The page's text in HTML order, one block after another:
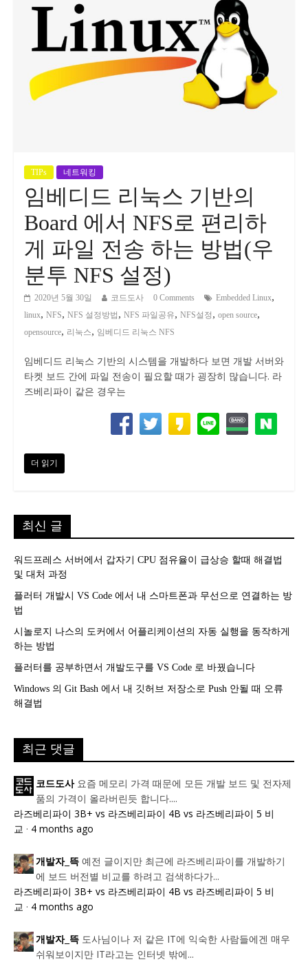
TIPs 네트워킹
임베디드 리눅스 기반의
Board 에서 NFS로 편리하
게 파일 전송 하는 방법(우
분투 NFS 설정)
2020년 5월 30일 코드도사 0 Comments Embedded Linux,
linux, NFS, NFS 설정방법 , NFS 파일공유, NFS설정 , open source,
opensource, 리눅스, 임베디드 리눅스 NFS
임베디드 리눅스 기반의 시스템을 개발하다 보면 개발 서버와
타켓 보드 간에 파일 전송이 필요할 때가 굉장히 많습니다. 라
즈베리파이 같은 경우는
더 읽기
최신 글
워드프레스 서버에서 갑자기 CPU 점유율이 급상승 할때 해결법
및 대처 과정
플러터 개발시 VS Code 에서 내 스마트폰과 무선으로 연결하는 방
법
시놀로지 나스의 도커에서 어플리케이션의 자동 실행을 동작하게
하는 방법
플러터를 공부하면서 개발도구를 VS Code 로 바꿨습니다
Windows 의 Git Bash 에서 내 깃허브 저장소로 Push 안될 때 오류
해결법
최근 댓글
코드도사 요즘 메모리 가격 때문에 모든 개발 보드 및 전자제
품의 가격이 올라버린듯 합니다....
라즈베리파이 3B+ vs 라즈베리파이 4B vs 라즈베리파이 5 비
교 · 4 months ago
개발자_뜩 예전 글이지만 최근에 라즈베리파이를 개발하기
에 보드 버전별 비교를 하려고 검색하다가...
라즈베리파이 3B+ vs 라즈베리파이 4B vs 라즈베리파이 5 비
교 · 4 months ago
개발자_뜩 도사님이나 저 같은 IT에 익숙한 사람들에겐 매우
쉬워보이지만 IT라고는 인터넷 밖에...